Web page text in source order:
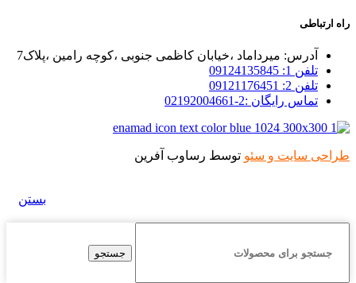
راه ارتباطی
آدرس: میرداماد ،خیابان کاظمی جنوبی ،کوچه رامین ،پلاک7
تلفن 1: 09124135845
تلفن 2: 09121176451
تماس رایگان :2-02192004661
طراحی سایت و سئو توسط رساوب آفرین
بستن
جستجو